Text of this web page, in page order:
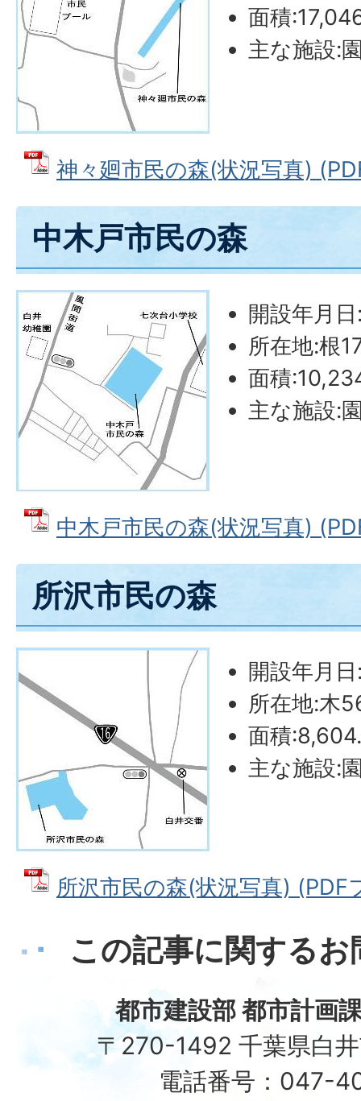
面積
主な施設:
神々廻市民の森(状況写真)
中木戸市民の森
開設年月
所在地:根
面積
主な施設:
中木戸市民の森(状況写真)
所沢市民の森
開設年月
所在地:木
面積
主な施設:
所沢市民の森(状況写真)
この記事に関する
都市建設部 都市計画
〒270-1492 千葉県白
電話番号：047-